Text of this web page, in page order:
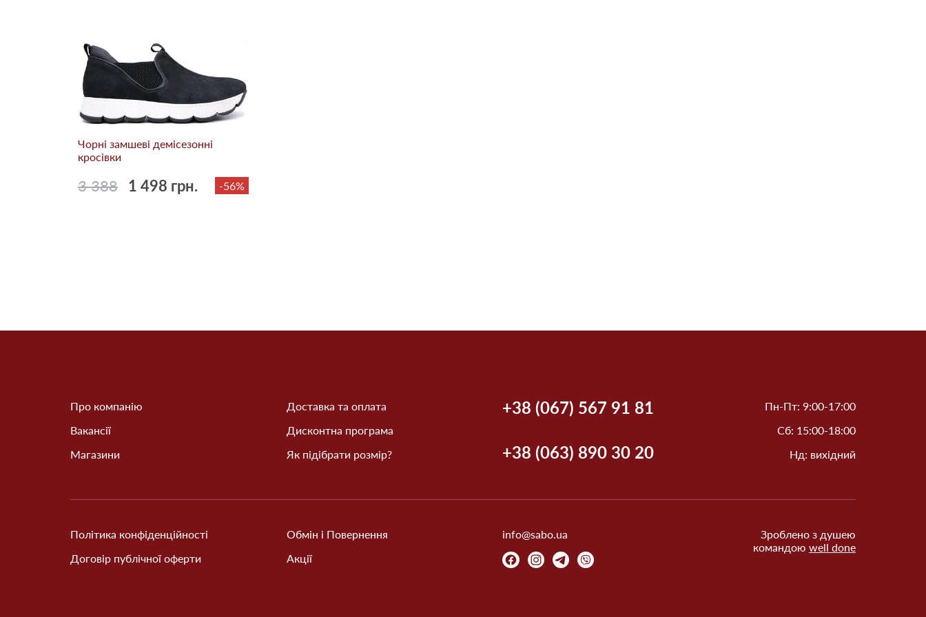
Чорні замшеві демісезонні
кросівки
3 388 1 498 грн. -56%
Про компанію
Вакансії
Магазини
Доставка та оплата
Дисконтна програма
Як підібрати розмір?
Політика конфіденційності
Договір публічної оферти
Обмін і Повернення
Акції
+38 (067) 567 91 81
+38 (063) 890 30 20
Пн-Пт: 9:00-17:00
Сб: 15:00-18:00
Нд: вихідний
info@sabo.ua
Зроблено з душею
командою well done